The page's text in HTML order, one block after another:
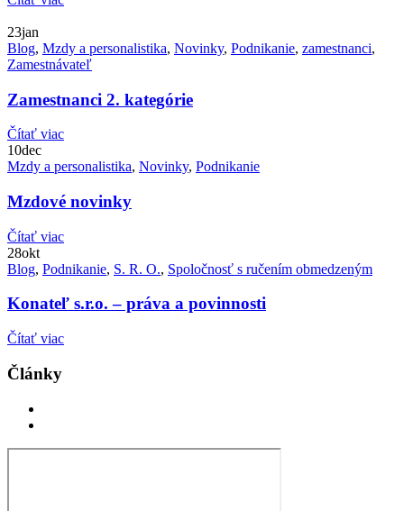
23jan
Blog, Mzdy a personalistika, Novinky, Podnikanie, zamestnanci,
Zamestnávateľ
Zamestnanci 2. kategórie
Čítať viac
10dec
Mzdy a personalistika, Novinky, Podnikanie
Mzdové novinky
Čítať viac
28okt
Blog, Podnikanie, S. R. O., Spoločnosť s ručením obmedzeným
Konateľ s.r.o. – práva a povinnosti
Čítať viac
Články